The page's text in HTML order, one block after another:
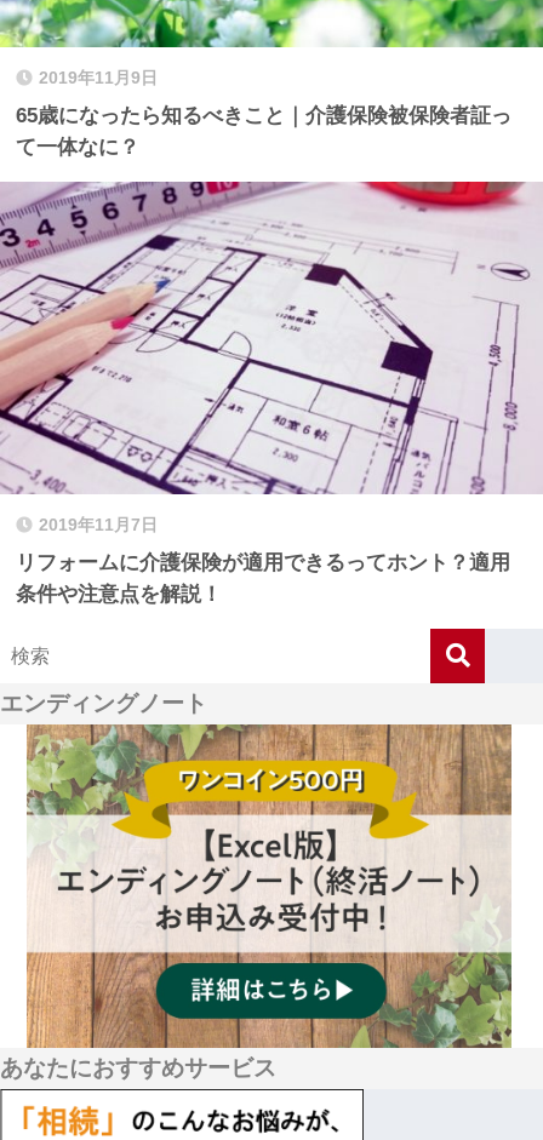
2019年11月9日
65歳になったら知るべきこと｜介護保険被保険者証っ
て一体なに？
2019年11月7日
リフォームに介護保険が適用できるってホント？適用
条件や注意点を解説！
エンディングノート
あなたにおすすめサービス